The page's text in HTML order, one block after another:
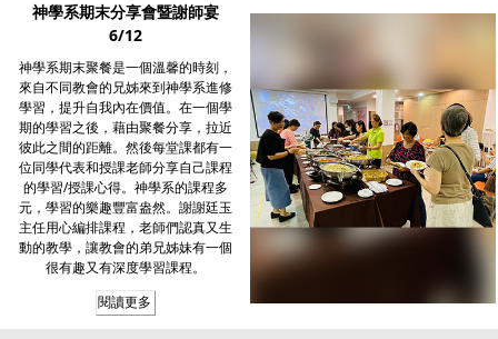
神學系期末分享會暨謝師宴
6/12
神學系期末聚餐是一個溫馨的時刻，
來自不同教會的兄姊來到神學系進修
學習，提升自我內在價值。在一個學
期的學習之後，藉由聚餐分享，拉近
彼此之間的距離。然後每堂課都有一
位同學代表和授課老師分享自己課程
的學習/授課心得。神學系的課程多
元，學習的樂趣豐富盎然。謝謝廷玉
主任用心編排課程，老師們認真又生
動的教學，讓教會的弟兄姊妹有一個
很有趣又有深度學習課程。
閱讀更多